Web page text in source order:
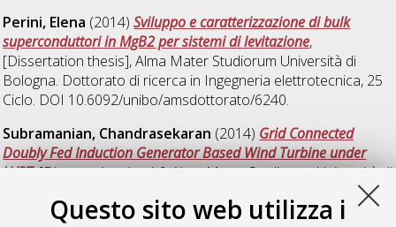
Questo sito web utilizza i
Perini, Elena (2014)Sviluppo e caratterizzazione di bulk
superconduttori in MgB2 per sistemi di levitazione,
[Dissertation thesis], Alma Mater Studiorum Università di
Bologna. Dottorato di ricerca in Ingegneria elettrotecnica, 25
Ciclo. DOI 10.6092/unibo/amsdottorato/6240.
Subramanian, Chandrasekaran (2014) Grid Connected
Doubly Fed Induction Generator Based Wind Turbine under
LVRT, [Dissertation thesis], Alma Mater Studiorum Università di
Ingegneria elettrotecnica, 26
Ciclo. DOI 10.6092/unibo/amsdottorato/6243.